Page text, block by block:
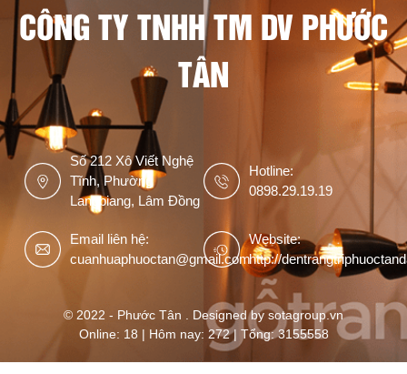
CÔNG TY TNHH TM DV PHƯỚC
TÂN
Số 212 Xô Viết Nghệ
Tĩnh, Phường
Langbiang, Lâm Đồng
Hotline:
0898.29.19.19
Email liên hệ:
cuanhuaphuoctan@gmail.com
Website:
http://
© 2022 - Phước Tân . Designed by sotagroup.vn
Online: 18 | Hôm nay: 272 | Tổng: 3155558